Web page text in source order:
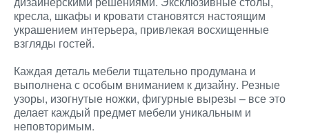
кресла, шкафы и кровати становятся настоящим
украшением интерьера, привлекая восхищенные
взгляды гостей.
Каждая деталь мебели тщательно продумана и
выполнена с особым вниманием к дизайну. Резные
узоры, изогнутые ножки, фигурные вырезы – все это
делает каждый предмет мебели уникальным и
неповторимым.